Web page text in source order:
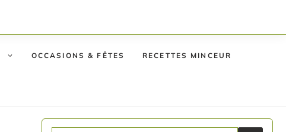
OCCASIONS & FÊTES RECETTES MINCEUR